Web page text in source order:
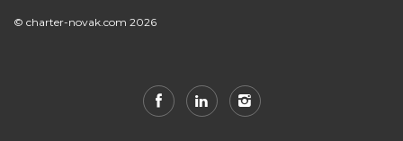
© charter-novak.com 2026